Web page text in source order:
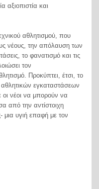
αξιοπιστία και
αθλητισμού, που
νέους, την απόλαυση των
το φανατισμό και τις
τον
Προκύπτει, έτσι, το
αθλητικών εγκαταστάσεων
νέοι να μπορούν να
από την αντίστοιχη
μια υγιή επαφή με τον